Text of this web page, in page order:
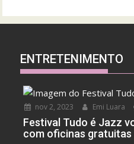
ENTRETENIMENTO
nov 2, 2023 Emi Luara
Festival Tudo é Jazz
com oficinas gratuitas